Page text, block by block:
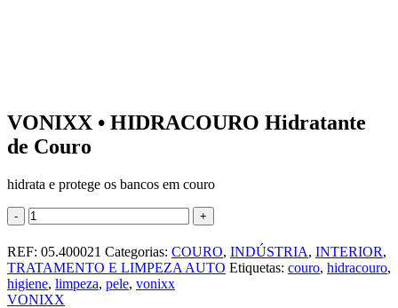
VONIXX • HIDRACOURO Hidratante
de Couro
hidrata e protege os bancos em couro
- +
REF: 05.400021 Categorias: COURO, INDÚSTRIA, INTERIOR,
TRATAMENTO E LIMPEZA AUTO Etiquetas: couro, hidracouro,
higiene, limpeza, pele, vonixx
VONIXX